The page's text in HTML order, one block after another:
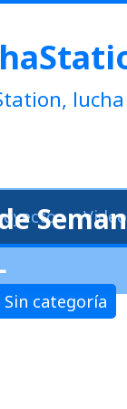
Sin categoría